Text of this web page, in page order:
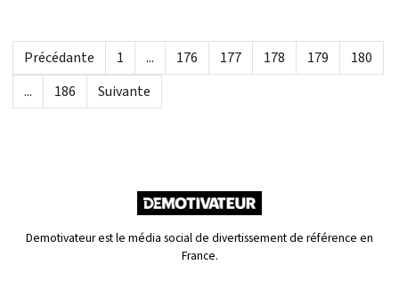
Précédante 1 ... 176 177 178 179
180
...
186 Suivante
Demotivateur est le média social de divertissement de référence en
France.